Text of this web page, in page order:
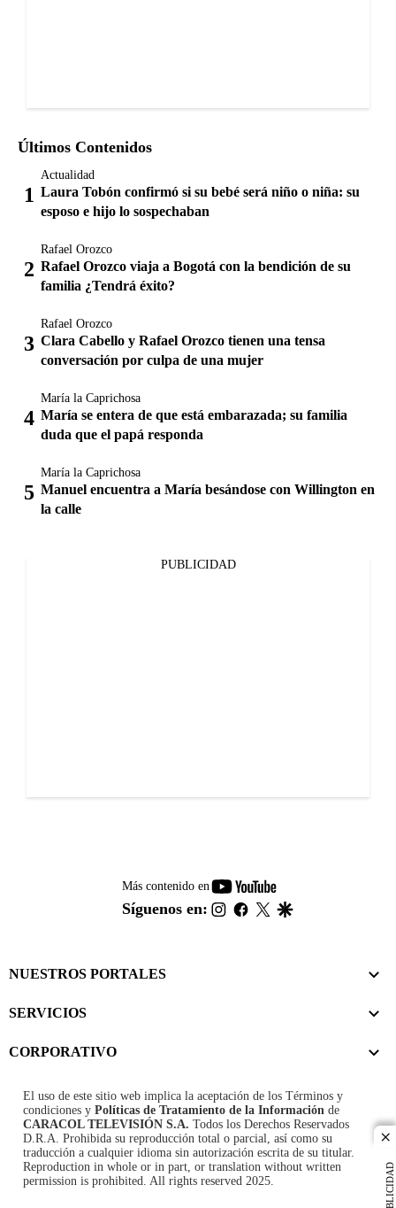
PUBLICIDAD
Últimos Contenidos
Actualidad
Laura Tobón confirmó si su bebé será niño o niña: su
esposo e hijo lo sospechaban
Rafael Orozco
Rafael Orozco viaja a Bogotá con la bendición de su
familia ¿Tendrá éxito?
Rafael Orozco
Clara Cabello y Rafael Orozco tienen una tensa
conversación por culpa de una mujer
María la Caprichosa
María se entera de que está embarazada; su familia
duda que el papá responda
María la Caprichosa
Manuel encuentra a María besándose con Willington en
la calle
PUBLICIDAD
Más contenido en
youtube-
footer
Síguenos en: instagram
facebook
twitter
NUESTROS PORTALES
SERVICIOS
CORPORATIVO
El uso de este sitio web implica la aceptación de los Términos y
condiciones y Políticas de Tratamiento de la Información de
CARACOL TELEVISIÓN S.A. Todos los Derechos Reservados
D.R.A. Prohibida su reproducción total o parcial, así como su
traducción a cualquier idioma sin autorización escrita de su titular.
Reproduction in whole or in part, or translation without written
permission is prohibited. All rights reserved 2025.